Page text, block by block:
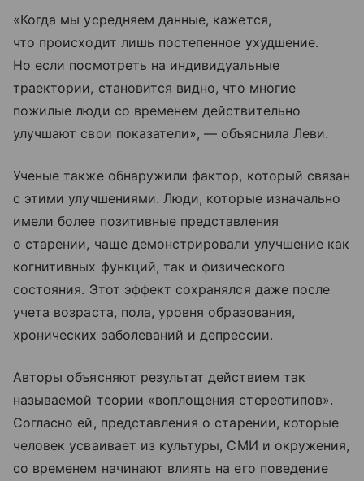
«Когда мы усредняем данные, кажется,
что происходит лишь постепенное ухудшение.
Но если посмотреть на индивидуальные
траектории, становится видно, что многие
пожилые люди со временем действительно
улучшают свои показатели», — объяснила Леви.
Ученые также обнаружили фактор, который связан
с этими улучшениями. Люди, которые изначально
имели более позитивные представления
о старении, чаще демонстрировали улучшение как
когнитивных функций, так и физического
состояния. Этот эффект сохранялся даже после
учета возраста, пола, уровня образования,
хронических заболеваний и депрессии.
Авторы объясняют результат действием так
называемой теории «воплощения стереотипов».
Согласно ей, представления о старении, которые
человек усваивает из культуры, СМИ и окружения,
со временем начинают влиять на его поведение